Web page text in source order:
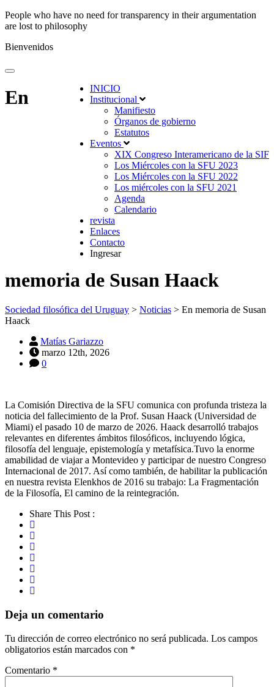
People who have no need for transparency in their argumentation
are lost to philosophy
Bienvenidos
INICIO
Institucional
Manifiesto
Órganos de gobierno
Estatutos
Eventos
XIX Congreso Interamericano de la SIF
Los Miércoles con la SFU 2023
Los Miércoles con la SFU 2022
Los miércoles con la SFU 2021
Agenda
Calendario
revista
Enlaces
Contacto
Ingresar
En
memoria de Susan Haack
Sociedad filosófica del Uruguay > Noticias > En memoria de Susan
Haack
Matías Gariazzo
marzo 12th, 2026
0
La Comisión Directiva de la SFU comunica con profunda tristeza la
noticia del fallecimiento de la Prof. Susan Haack (Universidad de
Miami) el pasado 10 de marzo de 2026. Haack desarrolló trabajos
relevantes en diferentes ámbitos filosóficos, incluyendo lógica,
filosofía del lenguaje, epistemología y metafísica.Tuvo la enorme
amabilidad de viajar a Montevideo y participar de nuestro Congreso
Internacional de 2017. Así como también, de habilitar la publicación
en nuestra revista Elenkhos de 2016 su trabajo: La Fragmentación
de la Filosofía, El camino de la reintegración.
Share This Post :
Deja un comentario
Tu dirección de correo electrónico no será publicada. Los campos
obligatorios están marcados con *
Comentario *